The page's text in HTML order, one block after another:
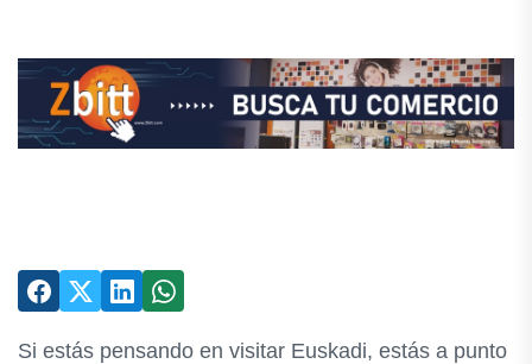
Si estás pensando en visitar Euskadi, estás a punto